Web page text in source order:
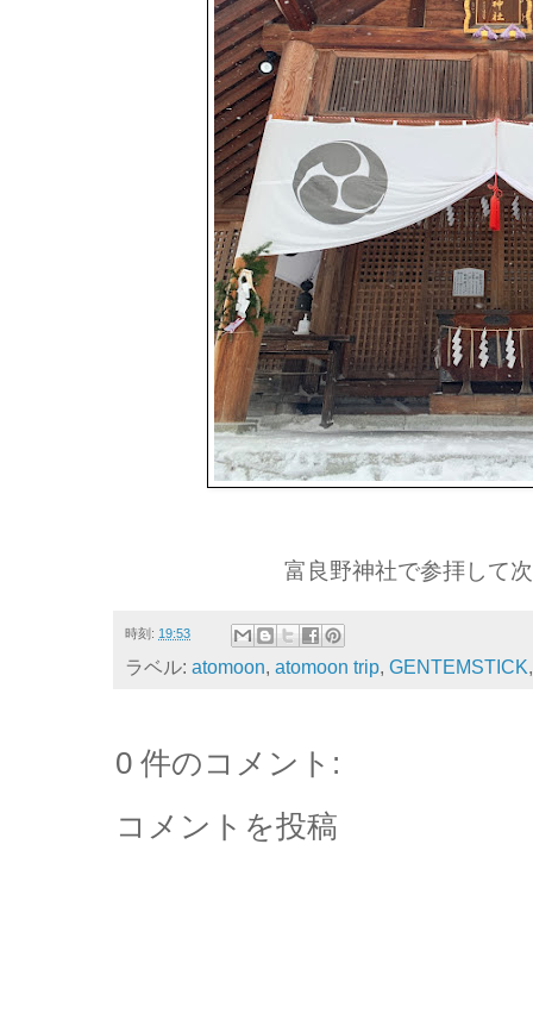
富良野神社で参拝して
時刻: 19:53
ラベル: atomoon, atomoon trip, GENTEMSTICK
0 件のコメント:
コメントを投稿